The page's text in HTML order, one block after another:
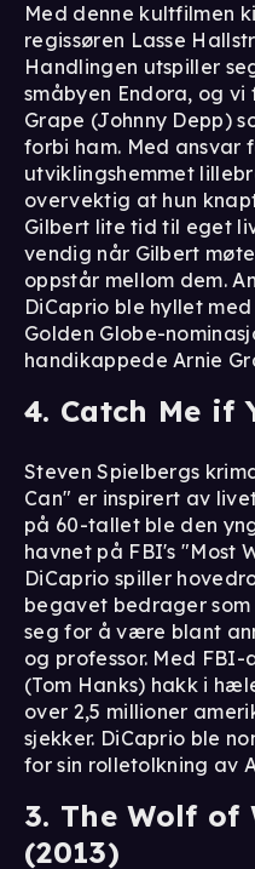
Med denne kultfilmen
regissøren Lasse
Handlingen utspiller
småbyen Endora, og
Grape (Johnny Depp)
forbi ham. Med ansvar
utviklingshemmet
overvektig at hun
Gilbert lite tid til eget
vendig når Gilbert
oppstår mellom dem.
DiCaprio ble hyllet
Golden Globe-
handikappede Arnie
4. Catch Me if
Steven Spielbergs
Can" er inspirert av
på 60-tallet ble den
havnet på FBI's "Most
DiCaprio spiller
begavet bedrager
seg for å være blant
og professor. Med
(Tom Hanks) hakk i
over 2,5 millioner
sjekker. DiCaprio ble
for sin rolletolkning av
3. The Wolf of
(2013)